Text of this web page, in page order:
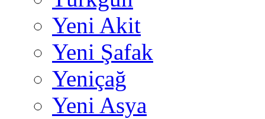
Yeni Akit
Yeni Şafak
Yeniçağ
Yeni Asya